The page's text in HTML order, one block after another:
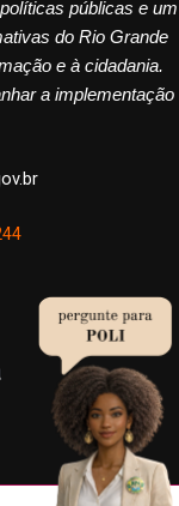
públicas e um
do Rio Grande
e à cidadania.
a implementação